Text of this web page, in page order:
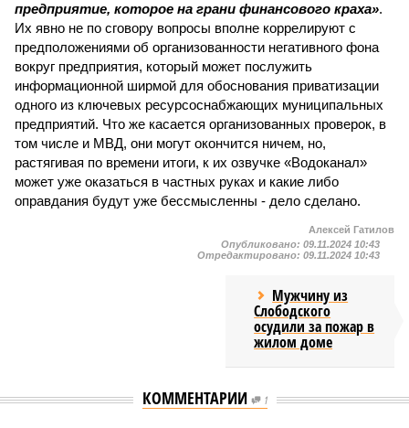
предприятие, которое на грани финансового краха».
Их явно не по сговору вопросы вполне коррелируют с
предположениями об организованности негативного фона
вокруг предприятия, который может послужить
информационной ширмой для обоснования приватизации
одного из ключевых ресурсоснабжающих муниципальных
предприятий. Что же касается организованных проверок, в
том числе и МВД, они могут окончится ничем, но,
растягивая по времени итоги, к их озвучке «Водоканал»
может уже оказаться в частных руках и какие либо
оправдания будут уже бессмысленны - дело сделано.
Алексей Гатилов
Опубликовано: 09.11.2024 10:43
Отредактировано: 09.11.2024 10:43
Мужчину из
Слободского
осудили за пожар в
жилом доме
КОММЕНТАРИИ 1